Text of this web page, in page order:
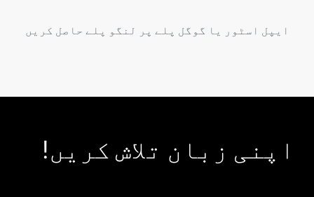
ایپل اسٹور یا گوگل پلے پر لنگو پلے حاصل کریں
اپنی زبان تلاش کریں!